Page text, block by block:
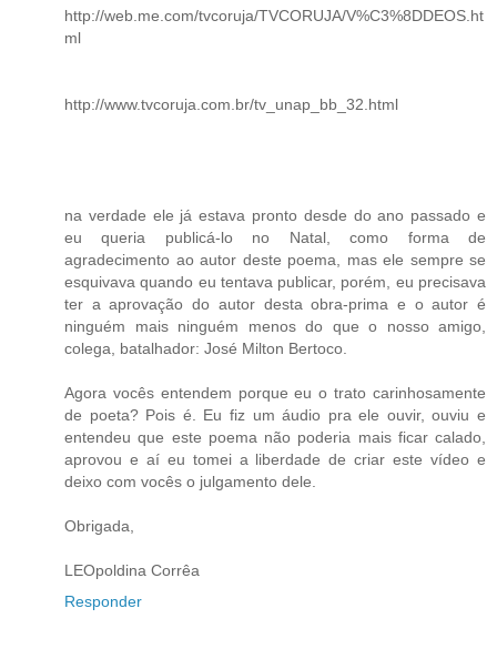
http://web.me.com/tvcoruja/TVCORUJA/V%C3%8DDEOS.ht
ml
http://www.tvcoruja.com.br/tv_unap_bb_32.html
na verdade ele já estava pronto desde do ano passado e
eu queria publicá-lo no Natal, como forma de
agradecimento ao autor deste poema, mas ele sempre se
esquivava quando eu tentava publicar, porém, eu precisava
ter a aprovação do autor desta obra-prima e o autor é
ninguém mais ninguém menos do que o nosso amigo,
colega, batalhador: José Milton Bertoco.
Agora vocês entendem porque eu o trato carinhosamente
de poeta? Pois é. Eu fiz um áudio pra ele ouvir, ouviu e
entendeu que este poema não poderia mais ficar calado,
aprovou e aí eu tomei a liberdade de criar este vídeo e
deixo com vocês o julgamento dele.
Obrigada,
LEOpoldina Corrêa
Responder